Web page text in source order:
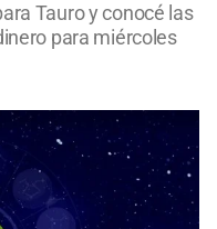
Tauro y conocé las
para miércoles